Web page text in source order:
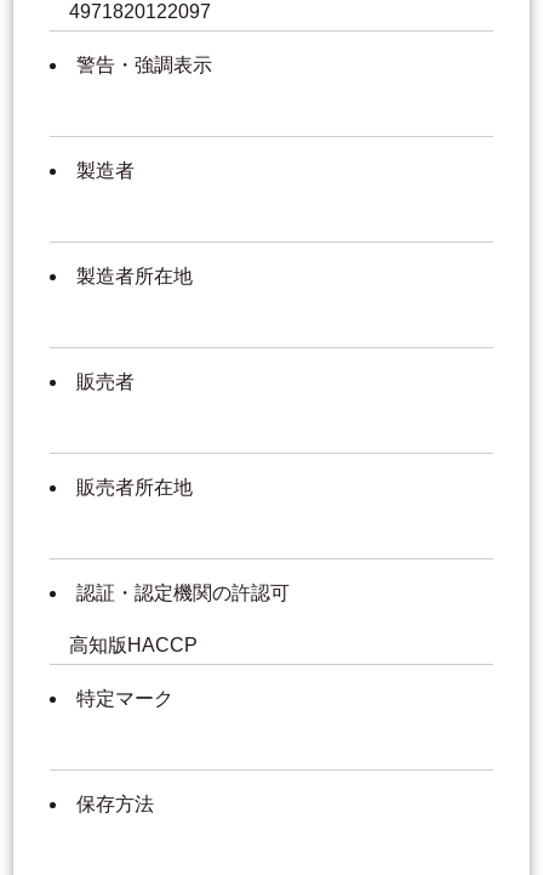
4971820122097
警告・強調表示
製造者
製造者所在地
販売者
販売者所在地
認証・認定機関の許認可
高知版HACCP
特定マーク
保存方法